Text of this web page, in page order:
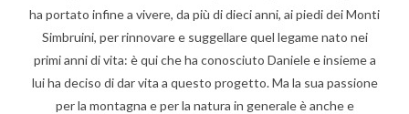
ha portato infine a vivere, da più di dieci anni, ai piedi dei Monti
Simbruini, per rinnovare e suggellare quel legame nato nei
primi anni di vita: è qui che ha conosciuto Daniele e insieme a
lui ha deciso di dar vita a questo progetto. Ma la sua passione
per la montagna e per la natura in generale è anche e